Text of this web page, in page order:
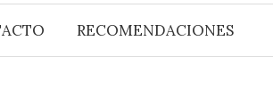
RECOMENDACIONES